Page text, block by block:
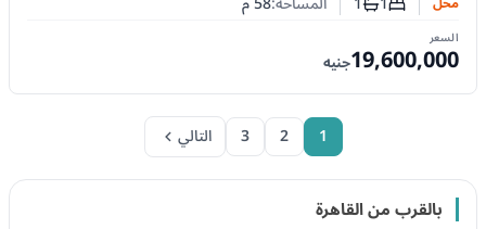
عدد غرف النوم
عدد الحمامات
السعر
19,600,000جنيه
1
2
3 التالي
بالقرب من القاهرة